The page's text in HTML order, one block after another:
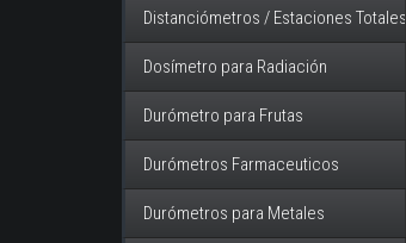
Distanciómetros / Estaciones Totales
Dosímetro para Radiación
Durómetro para Frutas
Durómetros Farmaceuticos
Durómetros para Metales